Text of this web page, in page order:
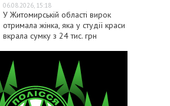
06.08.2026, 15:18
У Житомирській області вирок
отримала жінка, яка у студії краси
вкрала сумку з 24 тис. грн